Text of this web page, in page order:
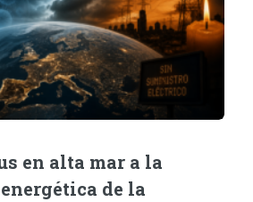
en alta mar a la
de la